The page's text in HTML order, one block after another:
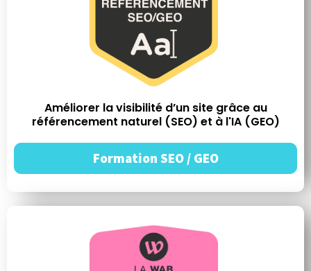
Améliorer la visibilité d’un site grâce au
référencement naturel (SEO) et à l'IA (GEO)
Formation SEO / GEO